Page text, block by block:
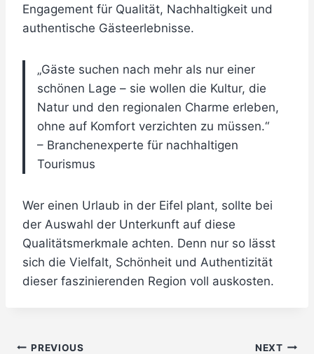
Engagement für Qualität, Nachhaltigkeit und
authentische Gästeerlebnisse.
„Gäste suchen nach mehr als nur einer
schönen Lage – sie wollen die Kultur, die
Natur und den regionalen Charme erleben,
ohne auf Komfort verzichten zu müssen.“
– Branchenexperte für nachhaltigen
Tourismus
Wer einen Urlaub in der Eifel plant, sollte bei
der Auswahl der Unterkunft auf diese
Qualitätsmerkmale achten. Denn nur so lässt
sich die Vielfalt, Schönheit und Authentizität
dieser faszinierenden Region voll auskosten.
PREVIOUS NEXT